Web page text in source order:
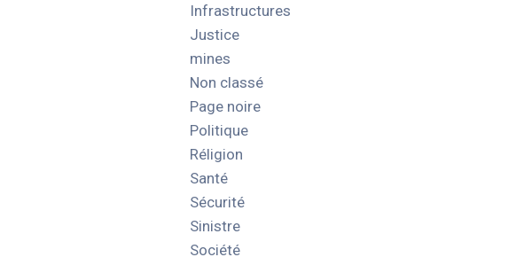
Infrastructures
Justice
mines
Non classé
Page noire
Politique
Réligion
Santé
Sécurité
Sinistre
Société